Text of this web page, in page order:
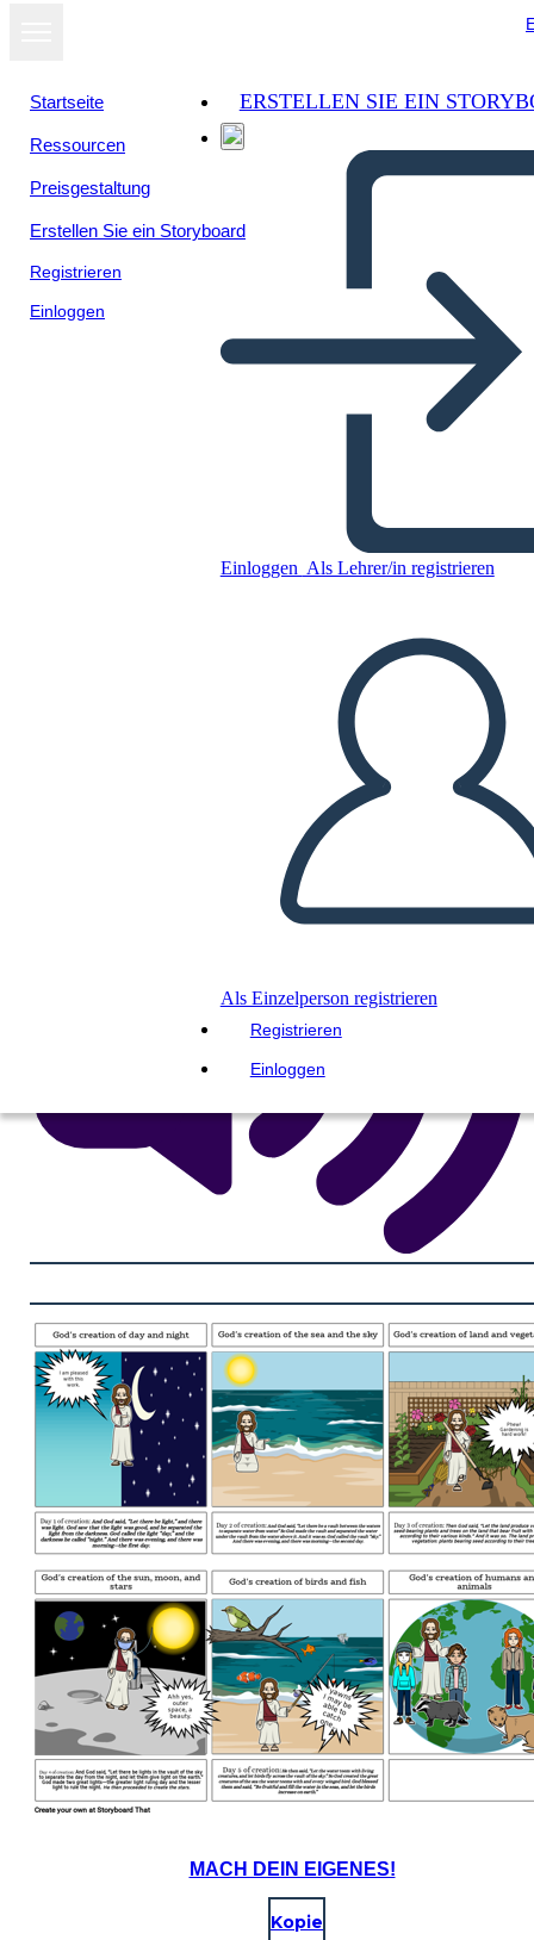
Startseite
Ressourcen
Preisgestaltung
Erstellen Sie ein Storyboard
Registrieren
Einloggen
ERSTELLEN SIE EIN
Einloggen Als Lehrer/in registrieren
Als Einzelperson registrieren
Registrieren
Einloggen
The creation
Kopieren Sie dieses Storyboard
ERSTELLEN SIE EIN STORYBOARD
DIASHOW ABSPIELEN
LIES MIR VOR
Als Diashow
ansehen
MACH DEIN EIGENES!
Kopie